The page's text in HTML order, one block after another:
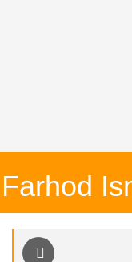
Farhod